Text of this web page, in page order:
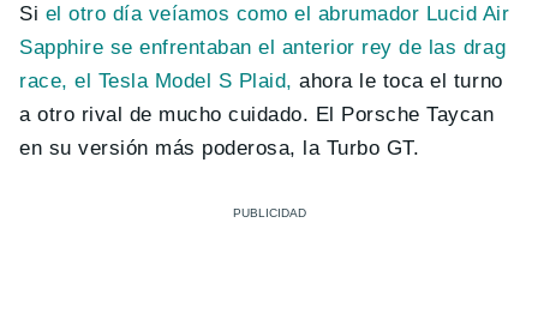
Si el otro día veíamos como el abrumador Lucid Air
Sapphire se enfrentaban el anterior rey de las drag
race, el Tesla Model S Plaid, ahora le toca el turno
a otro rival de mucho cuidado. El Porsche Taycan
en su versión más poderosa, la Turbo GT.